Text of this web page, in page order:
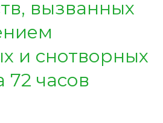
вызванных
и снотворных
72 часов